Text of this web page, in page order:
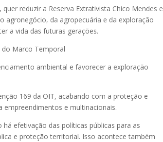
reduzir a Reserva Extrativista Chico Mendes e
agronegócio, da agropecuária e da exploração
a vida das futuras gerações.
do Marco Temporal
ambiental e favorecer a exploração
169 da OIT, acabando com a proteção e
e multinacionais.
efetivação das políticas públicas para as
e proteção territorial. Isso acontece também